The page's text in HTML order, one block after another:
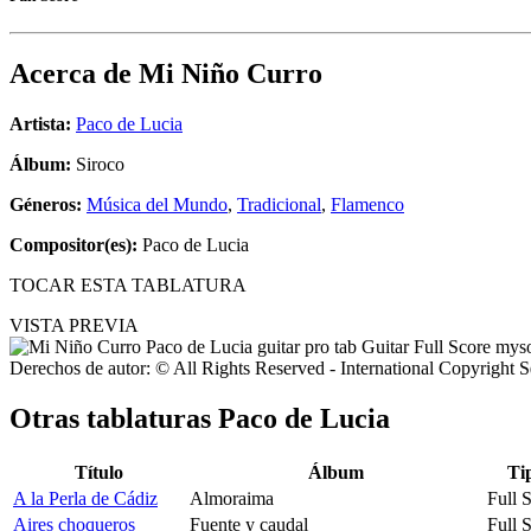
Acerca de Mi Niño Curro
Artista: Paco de Lucia
Álbum: Siroco
Géneros: Música del Mundo, Tradicional, Flamenco
Compositor(es): Paco de Lucia
TOCAR ESTA TABLATURA
VISTA PREVIA
Derechos de autor: © All Rights Reserved - International Copyright
Otras tablaturas Paco de Lucia
Título Álbum
A la Perla de Cádiz
Almoraima
Full
Aires choqueros
Fuente y caudal
Full